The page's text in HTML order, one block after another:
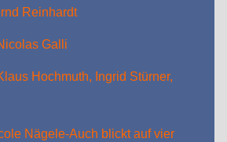
Reinhardt
Galli
Hochmuth, Ingrid Stürner,
Nägele-Auch blickt auf vier